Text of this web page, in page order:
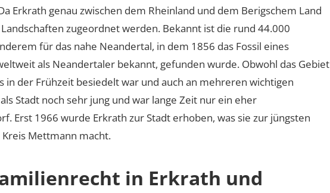
Erkrath genau zwischen dem Rheinland und dem Berigschem Land
zugeordnet werden. Bekannt ist die rund 44.000
für das nahe Neandertal, in dem 1856 das Fossil eines
als Neandertaler bekannt, gefunden wurde. Obwohl das Gebiet
in der Frühzeit besiedelt war und auch an mehreren wichtigen
Stadt noch sehr jung und war lange Zeit nur ein eher
Erst 1966 wurde Erkrath zur Stadt erhoben, was sie zur jüngsten
Mettmann macht.
in Erkrath und